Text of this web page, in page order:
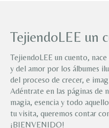
TejiendoLEE un
TejiendoLEE un cuento,
y del amor por los álbumes
del proceso de crecer, e
Adéntrate en las páginas de
magia, esencia y todo
tu visita, queremos contar
¡BIENVENIDO!